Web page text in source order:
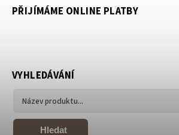
PŘIJÍMÁME ONLINE PLATBY
VYHLEDÁVÁNÍ
Hledat